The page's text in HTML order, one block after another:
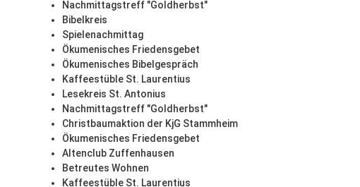
Nachmittagstreff "Goldherbst"
Bibelkreis
Spielenachmittag
Ökumenisches Friedensgebet
Ökumenisches Bibelgespräch
Kaffeestüble St. Laurentius
Lesekreis St. Antonius
Nachmittagstreff "Goldherbst"
Christbaumaktion der KjG Stammheim
Ökumenisches Friedensgebet
Altenclub Zuffenhausen
Betreutes Wohnen
Kaffeestüble St. Laurentius